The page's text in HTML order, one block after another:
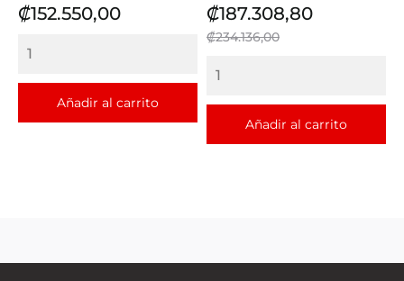
Precio
₡152.550,00
Añadir al carrito
Precio
₡187.308,80Precio
₡234.136,00
Añadir al carrito